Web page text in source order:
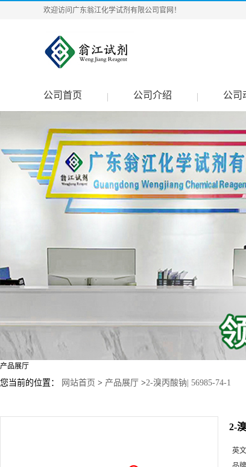
欢迎访问广东翁江化学试剂有限公司官网！
公司首页 公司介绍 公司
产品展厅
您当前的位置： 网站首页 > 产品展厅 >2-溴丙酸钠| 56985-74-1
2-
英